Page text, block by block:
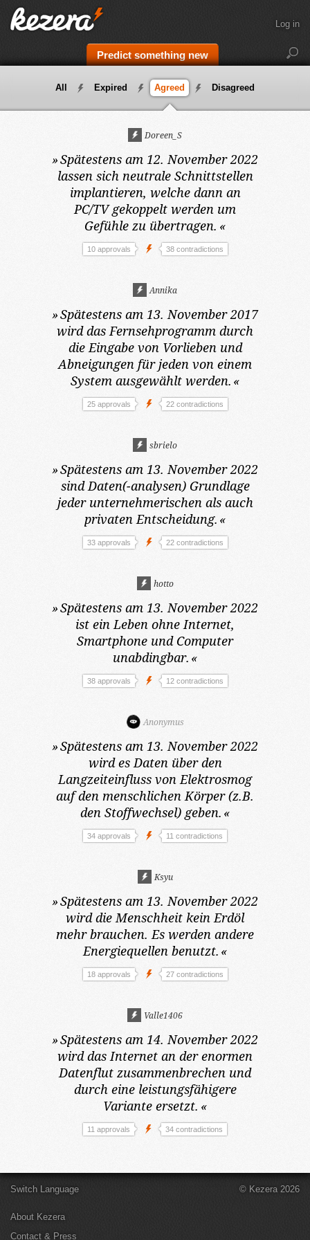
Predict something new
Log in
All Expired Agreed Disagreed
Doreen_S
»Spätestens am 12. November 2022
lassen sich neutrale Schnittstellen
implantieren, welche dann an
PC/TV gekoppelt werden um
Gefühle zu übertragen. «
10 approvals 38 contradictions
Annika
»Spätestens am 13. November 2017
wird das Fernsehprogramm durch
die Eingabe von Vorlieben und
Abneigungen für jeden von einem
System ausgewählt werden. «
25 approvals 22 contradictions
sbrielo
»Spätestens am 13. November 2022
sind Daten(-analysen) Grundlage
jeder unternehmerischen als auch
privaten Entscheidung. «
33 approvals 22 contradictions
hotto
»Spätestens am 13. November 2022
ist ein Leben ohne Internet,
Smartphone und Computer
unabdingbar. «
38 approvals 12 contradictions
Anonymus
»Spätestens am 13. November 2022
wird es Daten über den
Langzeiteinfluss von Elektrosmog
auf den menschlichen Körper (z.B.
den Stoffwechsel) geben. «
34 approvals 11 contradictions
Ksyu
»Spätestens am 13. November 2022
wird die Menschheit kein Erdöl
mehr brauchen. Es werden andere
Energiequellen benutzt. «
18 approvals 27 contradictions
Valle1406
»Spätestens am 14. November 2022
wird das Internet an der enormen
Datenflut zusammenbrechen und
durch eine leistungsfähigere
Variante ersetzt. «
11 approvals 34 contradictions
Switch Language
About Kezera
Contact & Press
© Kezera 2026